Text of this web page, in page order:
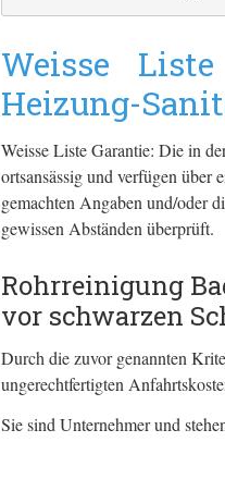
Weisse
Heizung-
Weisse Liste Garantie: Die in
ortsansässig und verfügen über
gemachten Angaben und/oder
gewissen Abständen überprüft.
Rohrreinigung
vor schwarzen
Durch die zuvor genannten
ungerechtfertigten
Sie sind Unternehmer und